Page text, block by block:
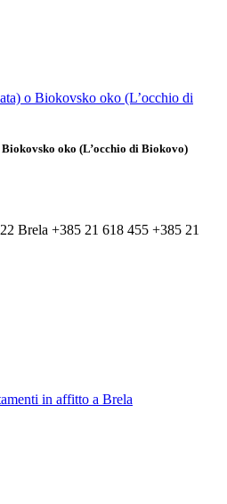
oko (L’occhio di Biokovo)
Brela +385 21 618 455 +385 21
in affitto ​​a Brela